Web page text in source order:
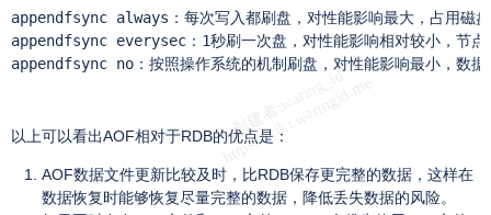
appendfsync always：每次写入都刷盘，对性能影响最大，占用磁
appendfsync everysec：1秒刷一次盘，对性能影响相对较小，节点
appendfsync no：按照操作系统的机制刷盘，对性能影响最小，数
以上可以看出AOF相对于RDB的优点是：
AOF数据文件更新比较及时，比RDB保存更完整的数据，这样在
数据恢复时能够恢复尽量完整的数据，降低丢失数据的风险。